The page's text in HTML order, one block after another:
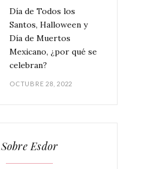
Día de Todos los
Santos, Halloween y
Día de Muertos
Mexicano, ¿por qué se
celebran?
OCTUBRE 28, 2022
Sobre Esdor